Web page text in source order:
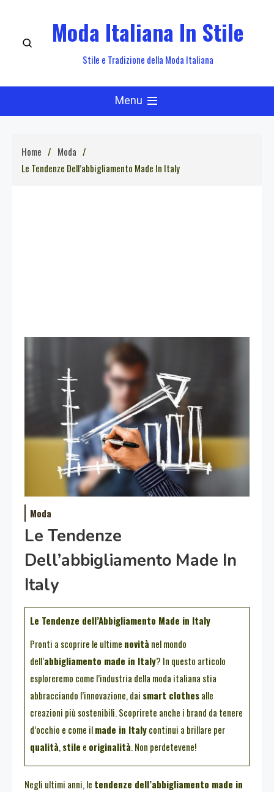
content
Moda Italiana In Stile
Stile e Tradizione della Moda Italiana
Menu
Home
Moda
Le Tendenze Dell’abbigliamento Made In Italy
Moda
Le Tendenze
Dell’abbigliamento Made In
Italy
Le Tendenze dell’Abbigliamento Made in Italy
Pronti a scoprire le ultime novità nel mondo
dell’abbigliamento made in Italy? In questo articolo
esploreremo come l’industria della moda italiana stia
abbracciando l’innovazione, dai smart clothesalle
creazioni più sostenibili. Scoprirete anche i brand da tenere
d’occhio e come ilmade in Italycontinui a brillare per
qualità,stile e originalità. Non perdetevene!
Negli ultimi anni, le tendenze dell’abbigliamento made in